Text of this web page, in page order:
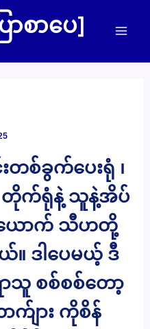
ာစာပေ]
စ်ခွက်ပေးရုံ ၊
က်ရုံနဲ့ သူနဲ့အိပ်
ယောက် သီဟတို့
ဒါပေမယ့် ဒီ
သူ စစ်စစ်တော့
ျား ကိုစိန်